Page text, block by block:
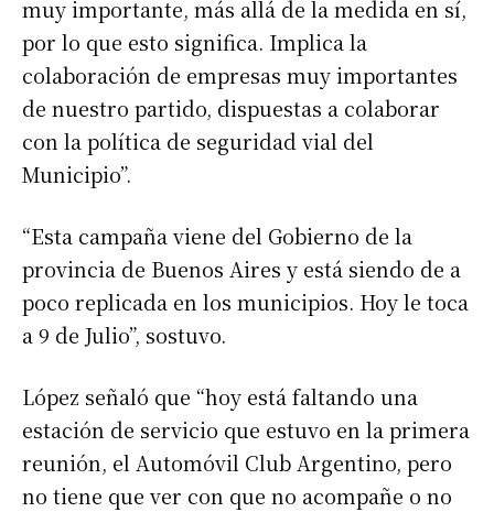
Suscribirme gratis
Dirección de correo electrónico*
Apellidos
muy importante, más allá de la medida en sí,
por lo que esto significa. Implica la
colaboración de empresas muy importantes
de nuestro partido, dispuestas a colaborar
con la política de seguridad vial del
Municipio”.
“Esta campaña viene del Gobierno de la
provincia de Buenos Aires y está siendo de a
poco replicada en los municipios. Hoy le toca
a 9 de Julio”, sostuvo.
López señaló que “hoy está faltando una
estación de servicio que estuvo en la primera
reunión, el Automóvil Club Argentino, pero
no tiene que ver con que no acompañe o no